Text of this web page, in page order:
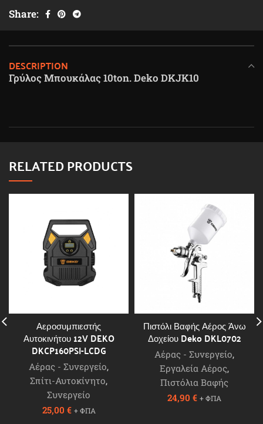
Share:
DESCRIPTION
Γρύλος Μπουκάλας 10ton. Deko DKJK10
RELATED PRODUCTS
Αεροσυμπιεστής
Αυτοκινήτου 12V DEKO
DKCP160PSI-LCDG
Αέρας - Συνεργείο,
Σπίτι-Αυτοκίνητο,
Συνεργείο
25,00 € + ΦΠΑ
Πιστόλι Βαφής Αέρος Άνω
Δοχείου Deko DKL0702
Αέρας - Συνεργείο,
Εργαλεία Αέρος,
Πιστόλια Βαφής
24,90 € + ΦΠΑ